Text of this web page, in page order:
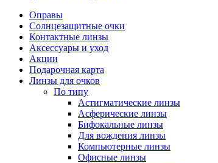
Оправы
Солнцезащитные очки
Контактные линзы
Аксессуары и уход
Акции
Подарочная карта
Линзы для очков
По типу
Астигматические линзы
Асферические линзы
Бифокальные линзы
Для вождения линзы
Компьютерные линзы
Офисные линзы